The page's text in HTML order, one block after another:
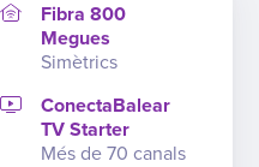
Fibra 800
Megues
Simètrics
ConectaBalear
TV Starter
Més de 70 canals